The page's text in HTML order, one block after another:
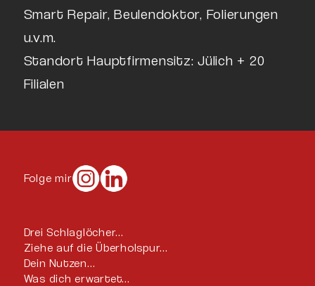
Smart Repair, Beulendoktor, Folierungen
u.v.m.
Standort Hauptfirmensitz: Jülich + 20
Filialen
Folge mir
Drei Schlaglöcher…
Ziehe auf die Überholspur…
Dein Nutzen…
Was dich erwartet…